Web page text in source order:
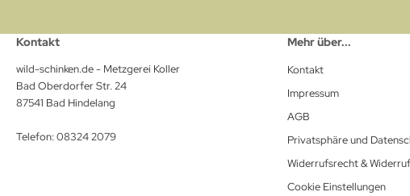
Kontakt
wild-schinken.de - Metzgerei Koller
Bad Oberdorfer Str. 24
87541 Bad Hindelang
Telefon: 08324 2079
Mehr über...
Kontakt
Impressum
AGB
Privatsphäre und
Widerrufsrecht &
Cookie Einstellungen